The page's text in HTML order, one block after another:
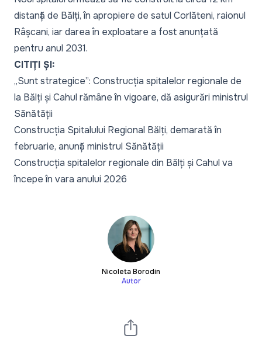
distanță de Bălți, în apropiere de satul Corlăteni, raionul
Râșcani, iar darea în exploatare a fost anunțată
pentru anul 2031.
CITIȚI ȘI:
„Sunt strategice”: Construcția spitalelor regionale de
la Bălți și Cahul rămâne în vigoare, dă asigurări ministrul
Sănătății
Construcția Spitalului Regional Bălți, demarată în
februarie, anunță ministrul Sănătății
Construcția spitalelor regionale din Bălți și Cahul va
începe în vara anului 2026
Nicoleta Borodin
Autor